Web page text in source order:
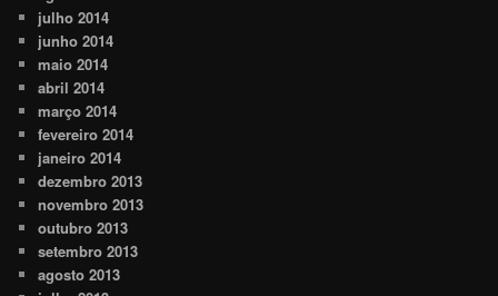
julho 2014
junho 2014
maio 2014
abril 2014
março 2014
fevereiro 2014
janeiro 2014
dezembro 2013
novembro 2013
outubro 2013
setembro 2013
agosto 2013